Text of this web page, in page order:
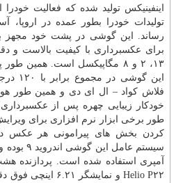
تولیدات خودرا بطور عمده در اروپا،
رساند. این گوشی در پشت خود مجهز
برای عكسبرداری با كیفیت بالاست و
۱۳، ۲ و ۸ مگاپیكسل است. همین
این
فلاش كواد – ال ای دی و همین طور
خودكار زیبایی چهره پس از
طور برخی ابزار نرم افزاری برای
كردن بخش های پیرامونی هر عكس